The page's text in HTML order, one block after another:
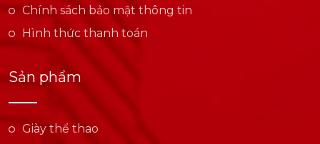
Chính sách bảo mật thông tin
Hình thức thanh toán
Sản phẩm
Giày thể thao